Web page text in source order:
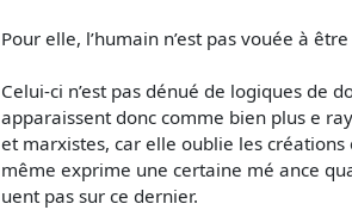
Pour elle, l’humain n’est pas vouée à
Celui-ci n’est pas dénué de logiques de
apparaissent donc comme bien plus e
et marxistes, car elle oublie les
même exprime une certaine mé ance
uent pas sur ce dernier.